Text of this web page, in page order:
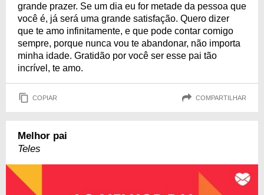
grande prazer. Se um dia eu for metade da pessoa que
você é, já será uma grande satisfação. Quero dizer
que te amo infinitamente, e que pode contar comigo
sempre, porque nunca vou te abandonar, não importa
minha idade. Gratidão por você ser esse pai tão
incrível, te amo.
COPIAR COMPARTILHAR
Melhor pai
Teles